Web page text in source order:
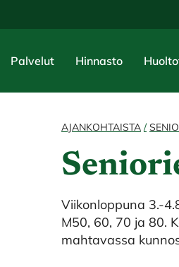
Palvelut Hinnasto
AJANKOHTAISTA
Viikonloppuna 3.-
M50, 60, 70 ja 80.
mahtavassa